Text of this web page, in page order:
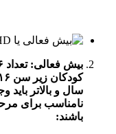
سال و بالاتر باید
باشند: